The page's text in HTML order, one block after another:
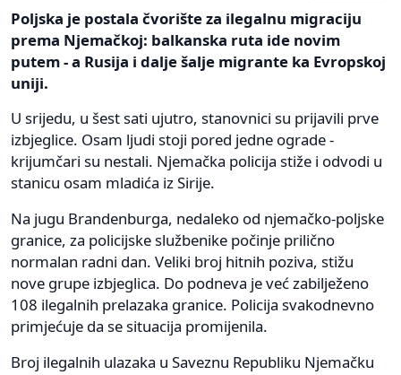
Poljska je postala čvorište za ilegalnu migraciju
prema Njemačkoj: balkanska ruta ide novim
putem - a Rusija i dalje šalje migrante ka Evropskoj
uniji.
U srijedu, u šest sati ujutro, stanovnici su prijavili prve
izbjeglice. Osam ljudi stoji pored jedne ograde -
krijumčari su nestali. Njemačka policija stiže i odvodi u
stanicu osam mladića iz Sirije.
Na jugu Brandenburga, nedaleko od njemačko-poljske
granice, za policijske službenike počinje prilično
normalan radni dan. Veliki broj hitnih poziva, stižu
nove grupe izbjeglica. Do podneva je već zabilježeno
108 ilegalnih prelazaka granice. Policija svakodnevno
primjećuje da se situacija promijenila.
Broj ilegalnih ulazaka u Saveznu Republiku Njemačku